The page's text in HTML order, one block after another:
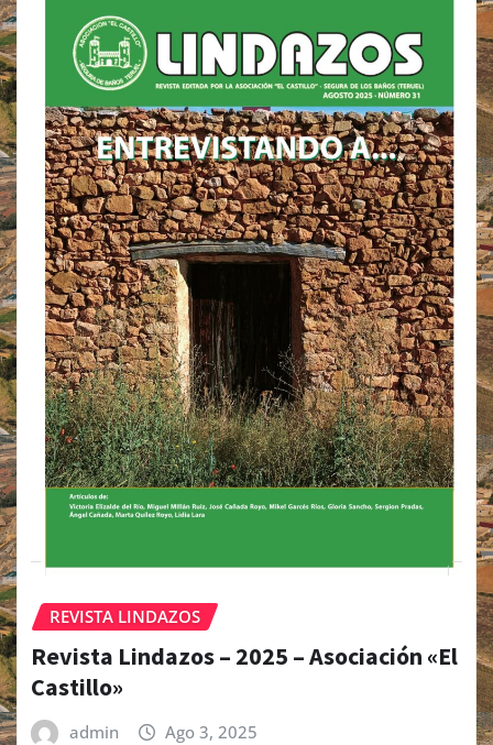
REVISTA LINDAZOS
Revista Lindazos – 2025 – Asociación «El
Castillo»
admin Ago 3, 2025